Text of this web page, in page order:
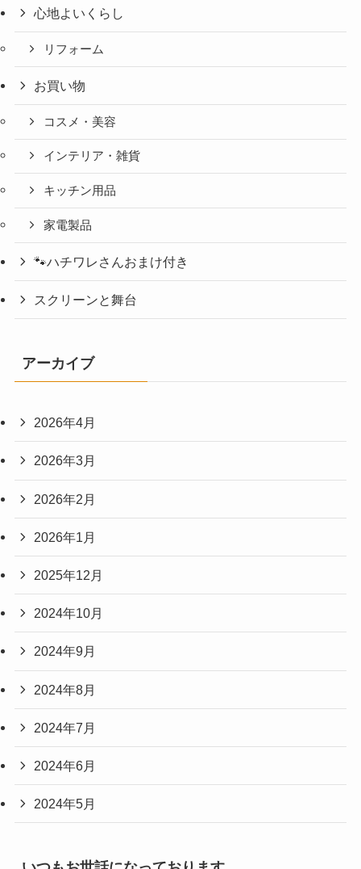
心地よいくらし
リフォーム
お買い物
コスメ・美容
インテリア・雑貨
キッチン用品
家電製品
🐾ハチワレさんおまけ付き
スクリーンと舞台
アーカイブ
2026年4月
2026年3月
2026年2月
2026年1月
2025年12月
2024年10月
2024年9月
2024年8月
2024年7月
2024年6月
2024年5月